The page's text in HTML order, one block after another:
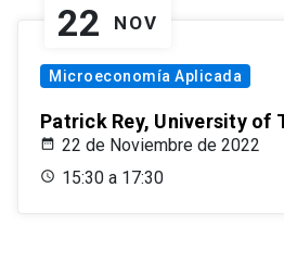
22 NOV
Microeconomía Aplicada
Patrick Rey, University of
22 de Noviembre de 2022
15:30 a 17:30